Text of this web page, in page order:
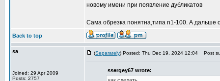
новому имени при появление дубликатов
Сама обрезка понятна,типа n1-100. А дальше
Back to top
sa
Joined: 29 Apr 2009
Posts: 2757
(Separately) Posted: Thu Dec 19, 2024 12:04 Post
ssergey67 wrote: